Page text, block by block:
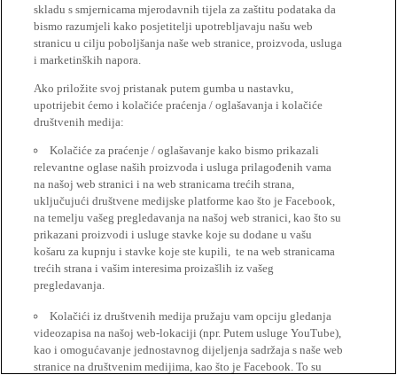
skladu s smjernicama mjerodavnih tijela za zaštitu podataka da
bismo razumjeli kako posjetitelji upotrebljavaju našu web
stranicu u cilju poboljšanja naše web stranice, proizvoda, usluga
i marketinških napora.
Ako priložite svoj pristanak putem gumba u nastavku,
upotrijebit ćemo i kolačiće praćenja / oglašavanja i kolačiće
društvenih medija:
Kolačiće za praćenje / oglašavanje kako bismo prikazali
relevantne oglase naših proizvoda i usluga prilagođenih vama
na našoj web stranici i na web stranicama trećih strana,
uključujući društvene medijske platforme kao što je Facebook,
na temelju vašeg pregledavanja na našoj web stranici, kao što su
prikazani proizvodi i usluge stavke koje su dodane u vašu
košaru za kupnju i stavke koje ste kupili, te na web stranicama
trećih strana i vašim interesima proizašlih iz vašeg
pregledavanja.
Kolačići iz društvenih medija pružaju vam opciju gledanja
videozapisa na našoj web-lokaciji (npr. Putem usluge YouTube),
kao i omogućavanje jednostavnog dijeljenja sadržaja s naše web
stranice na društvenim medijima, kao što je Facebook. To su